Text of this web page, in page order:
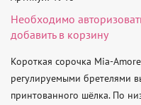
Необходимо
добавить в корзину
Короткая сорочка Mia-
регулируемыми бретелями
принтованного шёлка. По